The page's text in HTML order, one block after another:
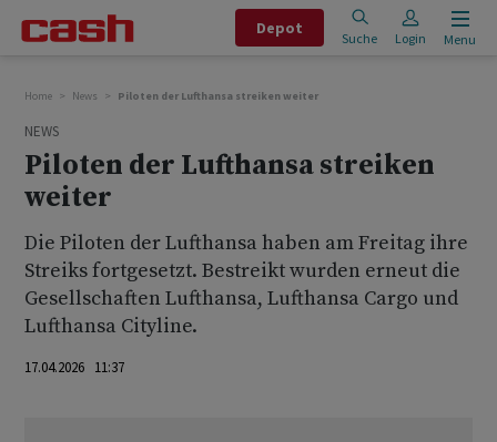
Depot
Suche Login Menu
Home News Piloten der Lufthansa streiken weiter
NEWS
Piloten der Lufthansa streiken
weiter
Die Piloten der Lufthansa haben am Freitag ihre
Streiks fortgesetzt. Bestreikt wurden erneut die
Gesellschaften Lufthansa, Lufthansa Cargo und
Lufthansa Cityline.
17.04.2026 11:37